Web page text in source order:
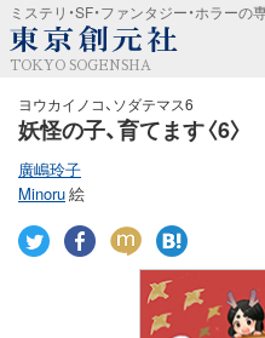
ミステリ・SF・ファンタジー・ホラーの
TOKYO SOGENSHA
ヨウカイノコ、ソダテマス6
妖怪の子、育てます〈6〉
廣嶋玲子
Minoru絵